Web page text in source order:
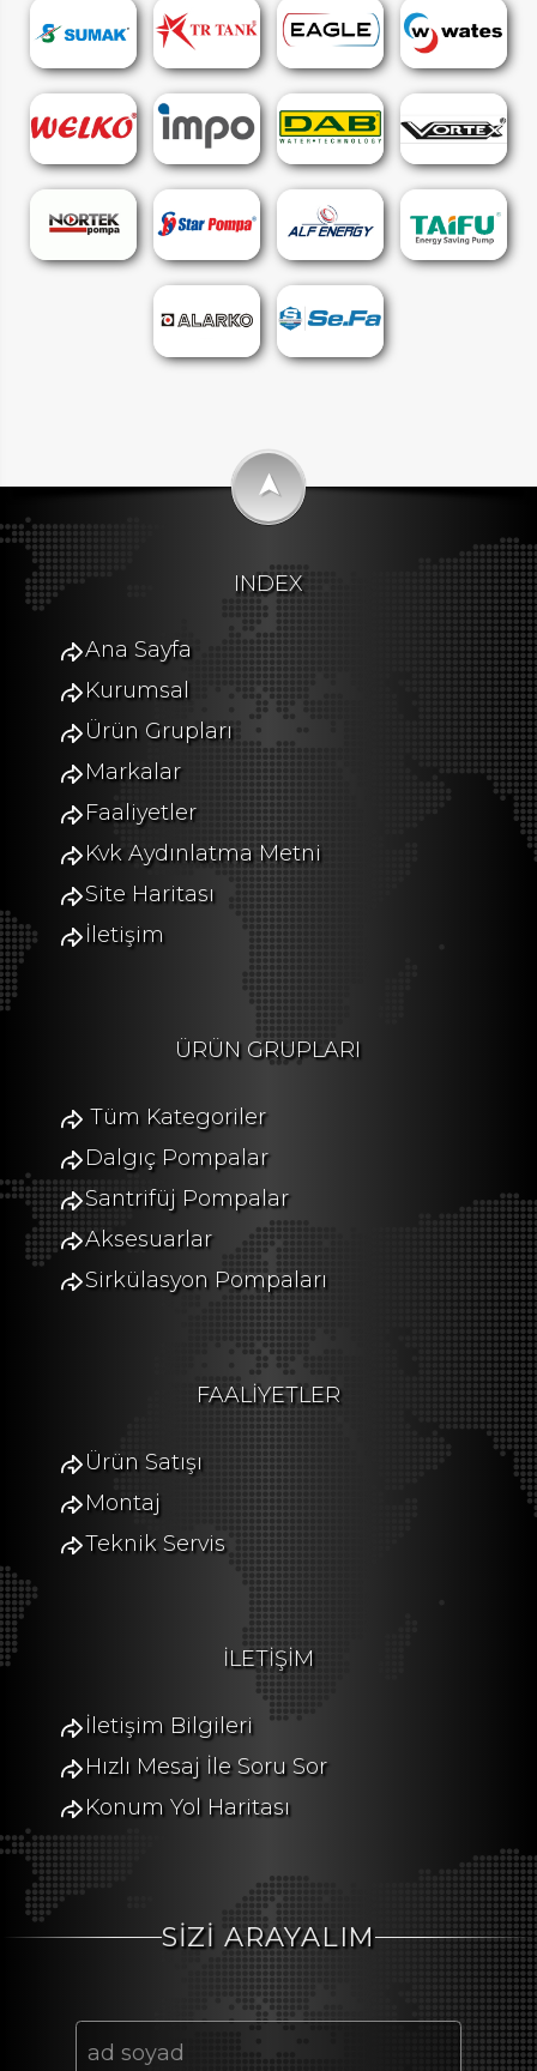
➤
INDEX
Ana Sayfa
Kurumsal
Ürün Grupları
Markalar
Faaliyetler
Kvk Aydınlatma Metni
Site Haritası
İletişim
ÜRÜN GRUPLARI
Tüm Kategoriler
Dalgıç Pompalar
Santrifüj Pompalar
Aksesuarlar
Sirkülasyon Pompaları
FAALİYETLER
Ürün Satışı
Montaj
Teknik Servis
İLETİŞİM
İletişim Bilgileri
Hızlı Mesaj İle Soru Sor
Konum Yol Haritası
SİZİ ARAYALIM